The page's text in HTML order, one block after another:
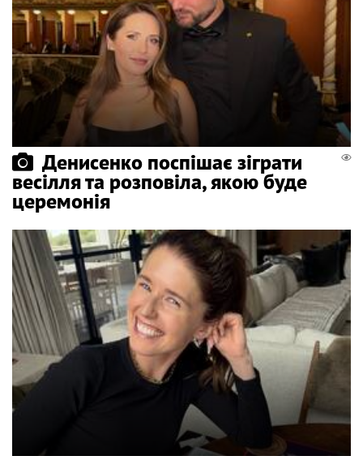
Денисенко поспішає зіграти
весілля та розповіла, якою буде
церемонія